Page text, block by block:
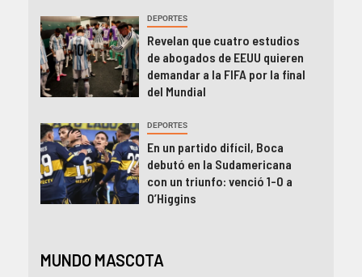
DEPORTES
Revelan que cuatro estudios
de abogados de EEUU quieren
demandar a la FIFA por la final
del Mundial
DEPORTES
En un partido difícil, Boca
debutó en la Sudamericana
con un triunfo: venció 1-0 a
O’Higgins
MUNDO MASCOTA